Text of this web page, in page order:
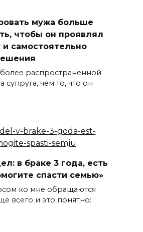
мужа больше
чтобы он проявлял
и самостоятельно
распространенной
супруга, чем то, что он
в браке 3 года, есть
спасти семью»
ко мне обращаются
всего и это понятно: